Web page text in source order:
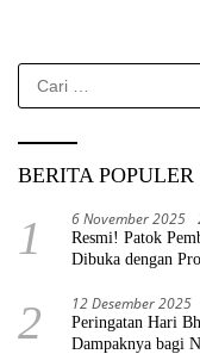
Cari
untuk:
BERITA POPULER
1 6 November 2025
Resmi! Patok
Dibuka dengan
2 12 Desember 2025
Peringatan Hari
Dampaknya bagi